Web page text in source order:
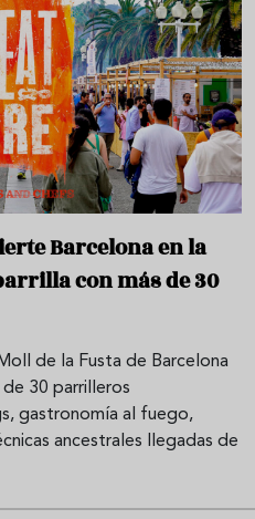
Barcelona en la
con más de 30
de la Fusta de Barcelona
30 parrilleros
gastronomía al fuego,
ancestrales llegadas de